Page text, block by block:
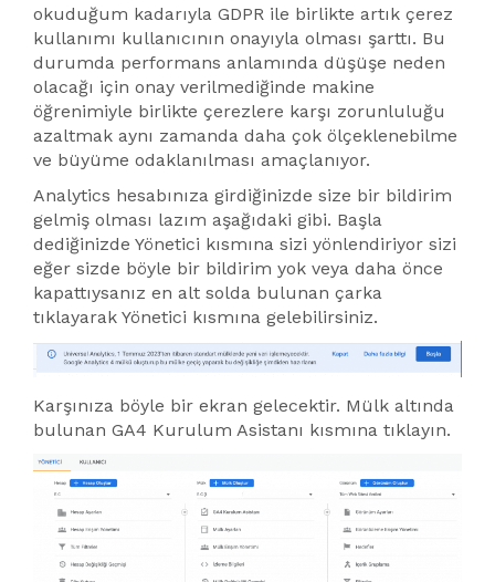
okuduğum kadarıyla GDPR ile birlikte artık çerez
kullanımı kullanıcının onayıyla olması şarttı. Bu
durumda performans anlamında düşüşe neden
olacağı için onay verilmediğinde makine
öğrenimiyle birlikte çerezlere karşı zorunluluğu
azaltmak aynı zamanda daha çok ölçeklenebilme
ve büyüme odaklanılması amaçlanıyor.
Analytics hesabınıza girdiğinizde size bir bildirim
gelmiş olması lazım aşağıdaki gibi. Başla
dediğinizde Yönetici kısmına sizi yönlendiriyor sizi
eğer sizde böyle bir bildirim yok veya daha önce
kapattıysanız en alt solda bulunan çarka
tıklayarak Yönetici kısmına gelebilirsiniz.
Karşınıza böyle bir ekran gelecektir. Mülk altında
bulunan GA4 Kurulum Asistanı kısmına tıklayın.